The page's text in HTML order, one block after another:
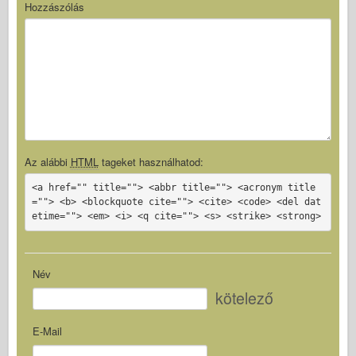
Hozzászólás
Az alábbi HTMLtageket használhatod:
<a href="" title=""> <abbr title=""> <acronym title
=""> <b> <blockquote cite=""> <cite> <code> <del dat
etime=""> <em> <i> <q cite=""> <s> <strike> <strong>
Név
kötelező
E-Mail